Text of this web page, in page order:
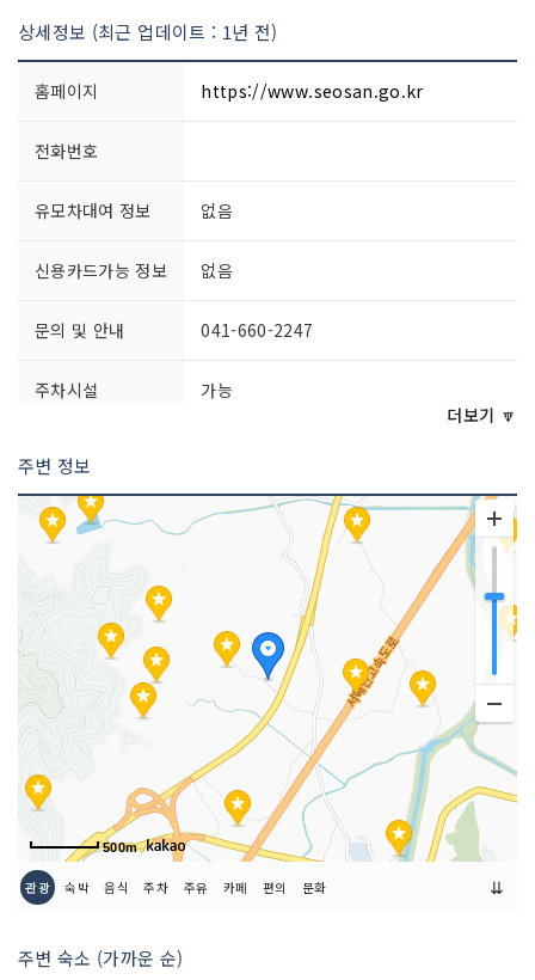
상세정보 (최근 업데이트 : 1년 전)
홈페이지 https://www.seosan.go.kr
전화번호
유모차대여 정보 없음
신용카드가능 정보 없음
문의 및 안내 041-660-2247
주차시설 가능
이용시간 상시 개방
더보기 🔽
주변 정보
500m
관광 숙박 음식 주차 주유 카페 편의 문화 ⇊
주변 숙소 (가까운 순)